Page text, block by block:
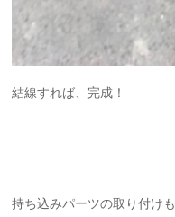
結線すれば、完成！
持ち込みパーツの取り付けも